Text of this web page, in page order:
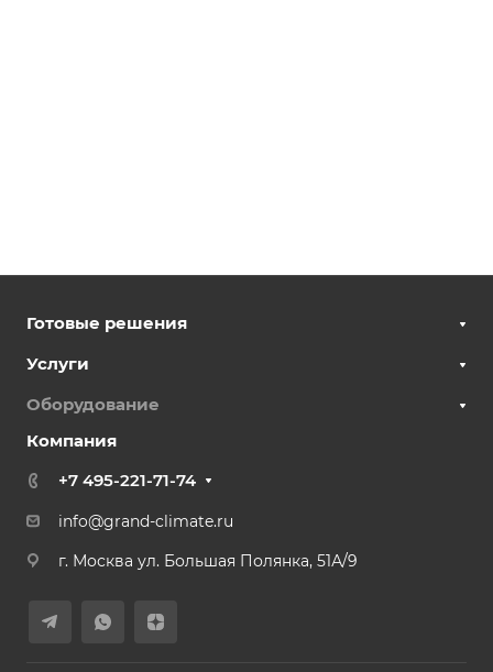
Готовые решения
Услуги
Оборудование
Компания
+7 495-221-71-74
info@grand-climate.ru
г. Москва ул. Большая Полянка, 51А/9